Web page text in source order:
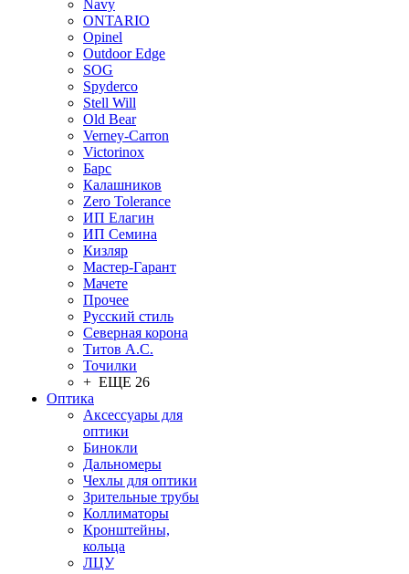
Navy
ONTARIO
Opinel
Outdoor Edge
SOG
Spyderco
Stell Will
Old Bear
Verney-Carron
Victorinox
Барс
Калашников
Zero Tolerance
ИП Елагин
ИП Семина
Кизляр
Мастер-Гарант
Мачете
Прочее
Русский стиль
Северная корона
Титов А.С.
Точилки
+ ЕЩЕ 26
Оптика
Аксессуары для
оптики
Бинокли
Дальномеры
Чехлы для оптики
Зрительные трубы
Коллиматоры
Кронштейны,
кольца
ЛЦУ